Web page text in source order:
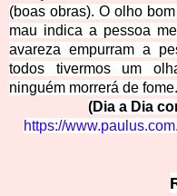
(boas obras). O olho
mau indica a pessoa
avareza empurram a
todos tivermos um
ninguém morrerá de fome.
(Dia a Dia
https://